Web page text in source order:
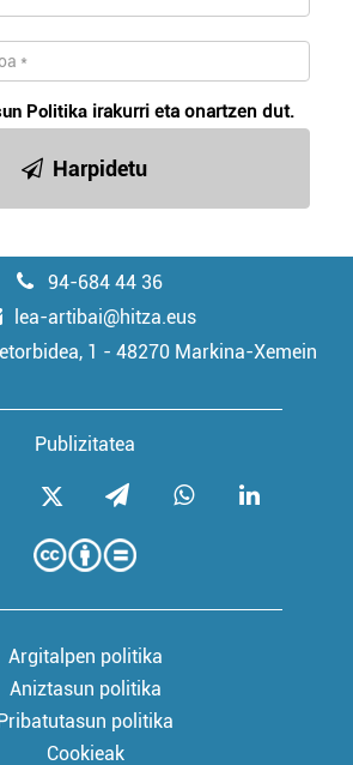
Politika irakurri eta onartzen dut.
Harpidetu
94-684 44 36
lea-artibai@hitza.eus
1 - 48270 Markina-Xemein
Publizitatea
Argitalpen politika
Aniztasun politika
politika
Cookieak